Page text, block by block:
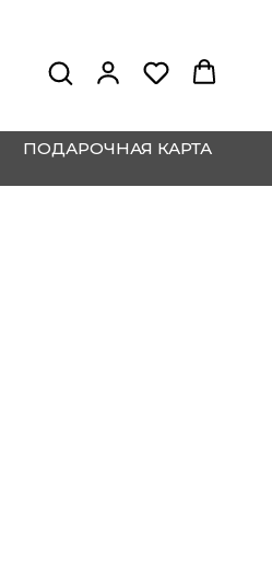
ПОДАРОЧНАЯ КАРТА